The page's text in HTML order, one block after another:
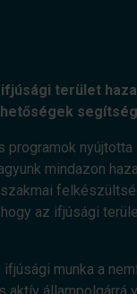
ifjúsági terület
programok
mindazon
szakmai
az ifjúsági
ifjúsági munka a